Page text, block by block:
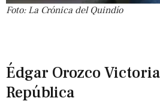
Foto: La Crónica del Quindío
Édgar Orozco
República